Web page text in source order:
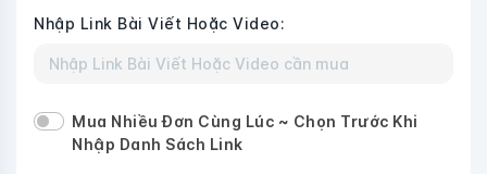
Nhập Link Bài Viết Hoặc Video:
Mua Nhiều Đơn Cùng Lúc ~ Chọn Trước Khi
Nhập Danh Sách Link